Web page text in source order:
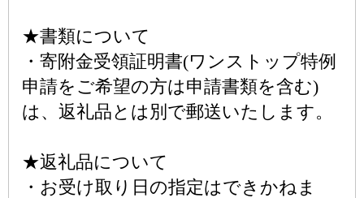
★書類について
・寄附金受領証明書(ワンストップ特例
申請をご希望の方は申請書類を含む)
は、返礼品とは別で郵送いたします。
★返礼品について
・お受け取り日の指定はできかねま